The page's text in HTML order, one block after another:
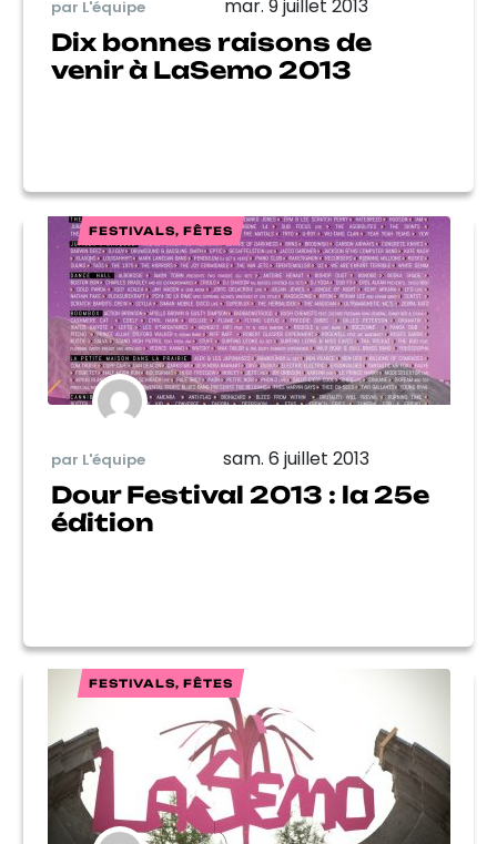
par L'équipe mar. 9 juillet 2013
Dix bonnes raisons de
venir à LaSemo 2013
FESTIVALS, FÊTES
par L'équipe sam. 6 juillet 2013
Dour Festival 2013 : la 25e
édition
FESTIVALS, FÊTES